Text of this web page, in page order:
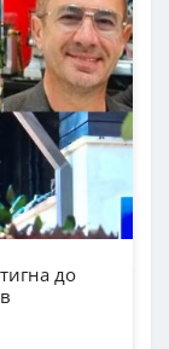
до